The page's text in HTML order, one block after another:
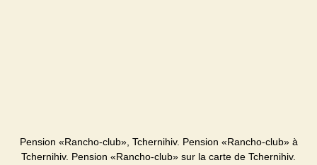
Pension «Rancho-club», Tchernihiv. Pension «Rancho-club» à
Tchernihiv. Pension «Rancho-club» sur la carte de Tchernihiv.